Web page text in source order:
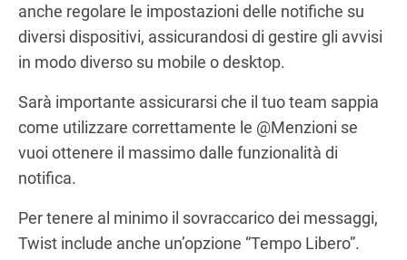
anche regolare le impostazioni delle notifiche su
diversi dispositivi, assicurandosi di gestire gli avvisi
in modo diverso su mobile o desktop.
Sarà importante assicurarsi che il tuo team sappia
come utilizzare correttamente le @Menzioni se
vuoi ottenere il massimo dalle funzionalità di
notifica.
Per tenere al minimo il sovraccarico dei messaggi,
Twist include anche un’opzione “Tempo Libero”.